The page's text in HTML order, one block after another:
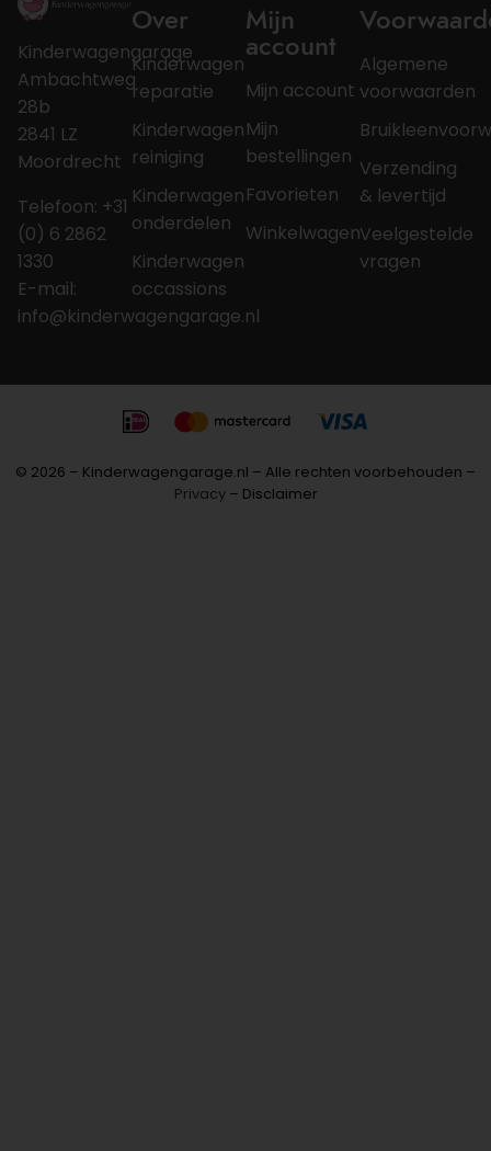
Kinderwagengarage
Ambachtweg
28b
2841 LZ
Moordrecht
Telefoon: +31
(0) 6 2862
1330
E-mail:
info@kinderwagengarage.nl
Over
Kinderwagen
reparatie
Kinderwagen
reiniging
Kinderwagen
onderdelen
Kinderwagen
occassions
Mijn
account
Mijn account
Mijn
bestellingen
Favorieten
Winkelwagen
Algemene
voorwaarden
Verzending
& levertijd
Veelgestelde
vragen
© 2026 – Kinderwagengarage.nl – Alle rechten voorbehouden –
Privacy– Disclaimer